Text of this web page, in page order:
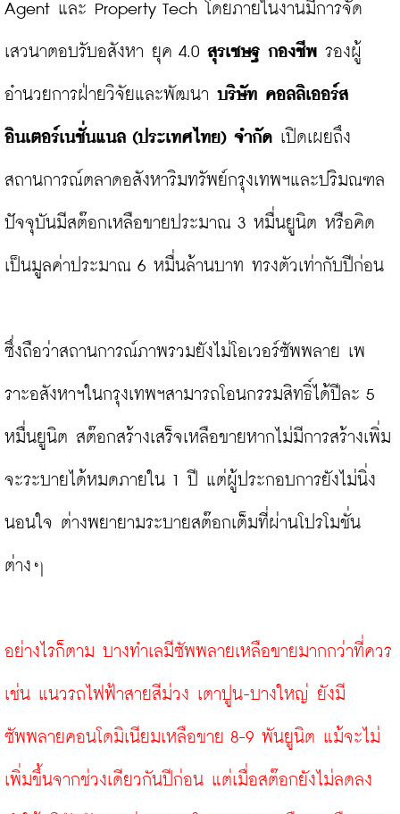
Agent และ Property Tech โดยภายในงานมีการจัด
เสวนาตอบรับอสังหา ยุค 4.0 สุรเชษฐ กองชีพ รองผู้
อำนวยการฝ่ายวิจัยและพัฒนา บริษัท คอลลิเออร์ส
อินเตอร์เนชั่นแนล (ประเทศไทย) จำกัด เปิดเผยถึง
สถานการณ์ตลาดอสังหาริมทรัพย์กรุงเทพฯและปริมณฑล
ปัจจุบันมีสต๊อกเหลือขายประมาณ 3 หมื่นยูนิต หรือคิด
เป็นมูลค่าประมาณ 6 หมื่นล้านบาท ทรงตัวเท่ากับปีก่อน
ซึ่งถือว่าสถานการณ์ภาพรวมยังไม่โอเวอร์ซัพพลาย เพ
ราะอสังหาฯในกรุงเทพฯสามารถโอนกรรมสิทธิ์ได้ปีละ 5
หมื่นยูนิต สต๊อกสร้างเสร็จเหลือขายหากไม่มีการสร้างเพิ่ม
จะระบายได้หมดภายใน 1 ปี แต่ผู้ประกอบการยังไม่นิ่ง
นอนใจ ต่างพยายามระบายสต๊อกเต็มที่ผ่านโปรโมชั่น
ต่างๆ
อย่างไรก็ตาม บางทำเลมีซัพพลายเหลือขายมากกว่าที่ควร
เช่น แนวรถไฟฟ้าสายสีม่วง เตาปูน-บางใหญ่ ยังมี
ซัพพลายคอนโดมิเนียมเหลือขาย 8-9 พันยูนิต แม้จะไม่
เพิ่มขึ้นจากช่วงเดียวกันปีก่อน แต่เมื่อสต๊อกยังไม่ลดลง